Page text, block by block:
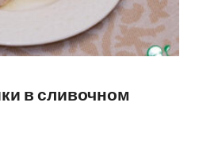
в сливочном